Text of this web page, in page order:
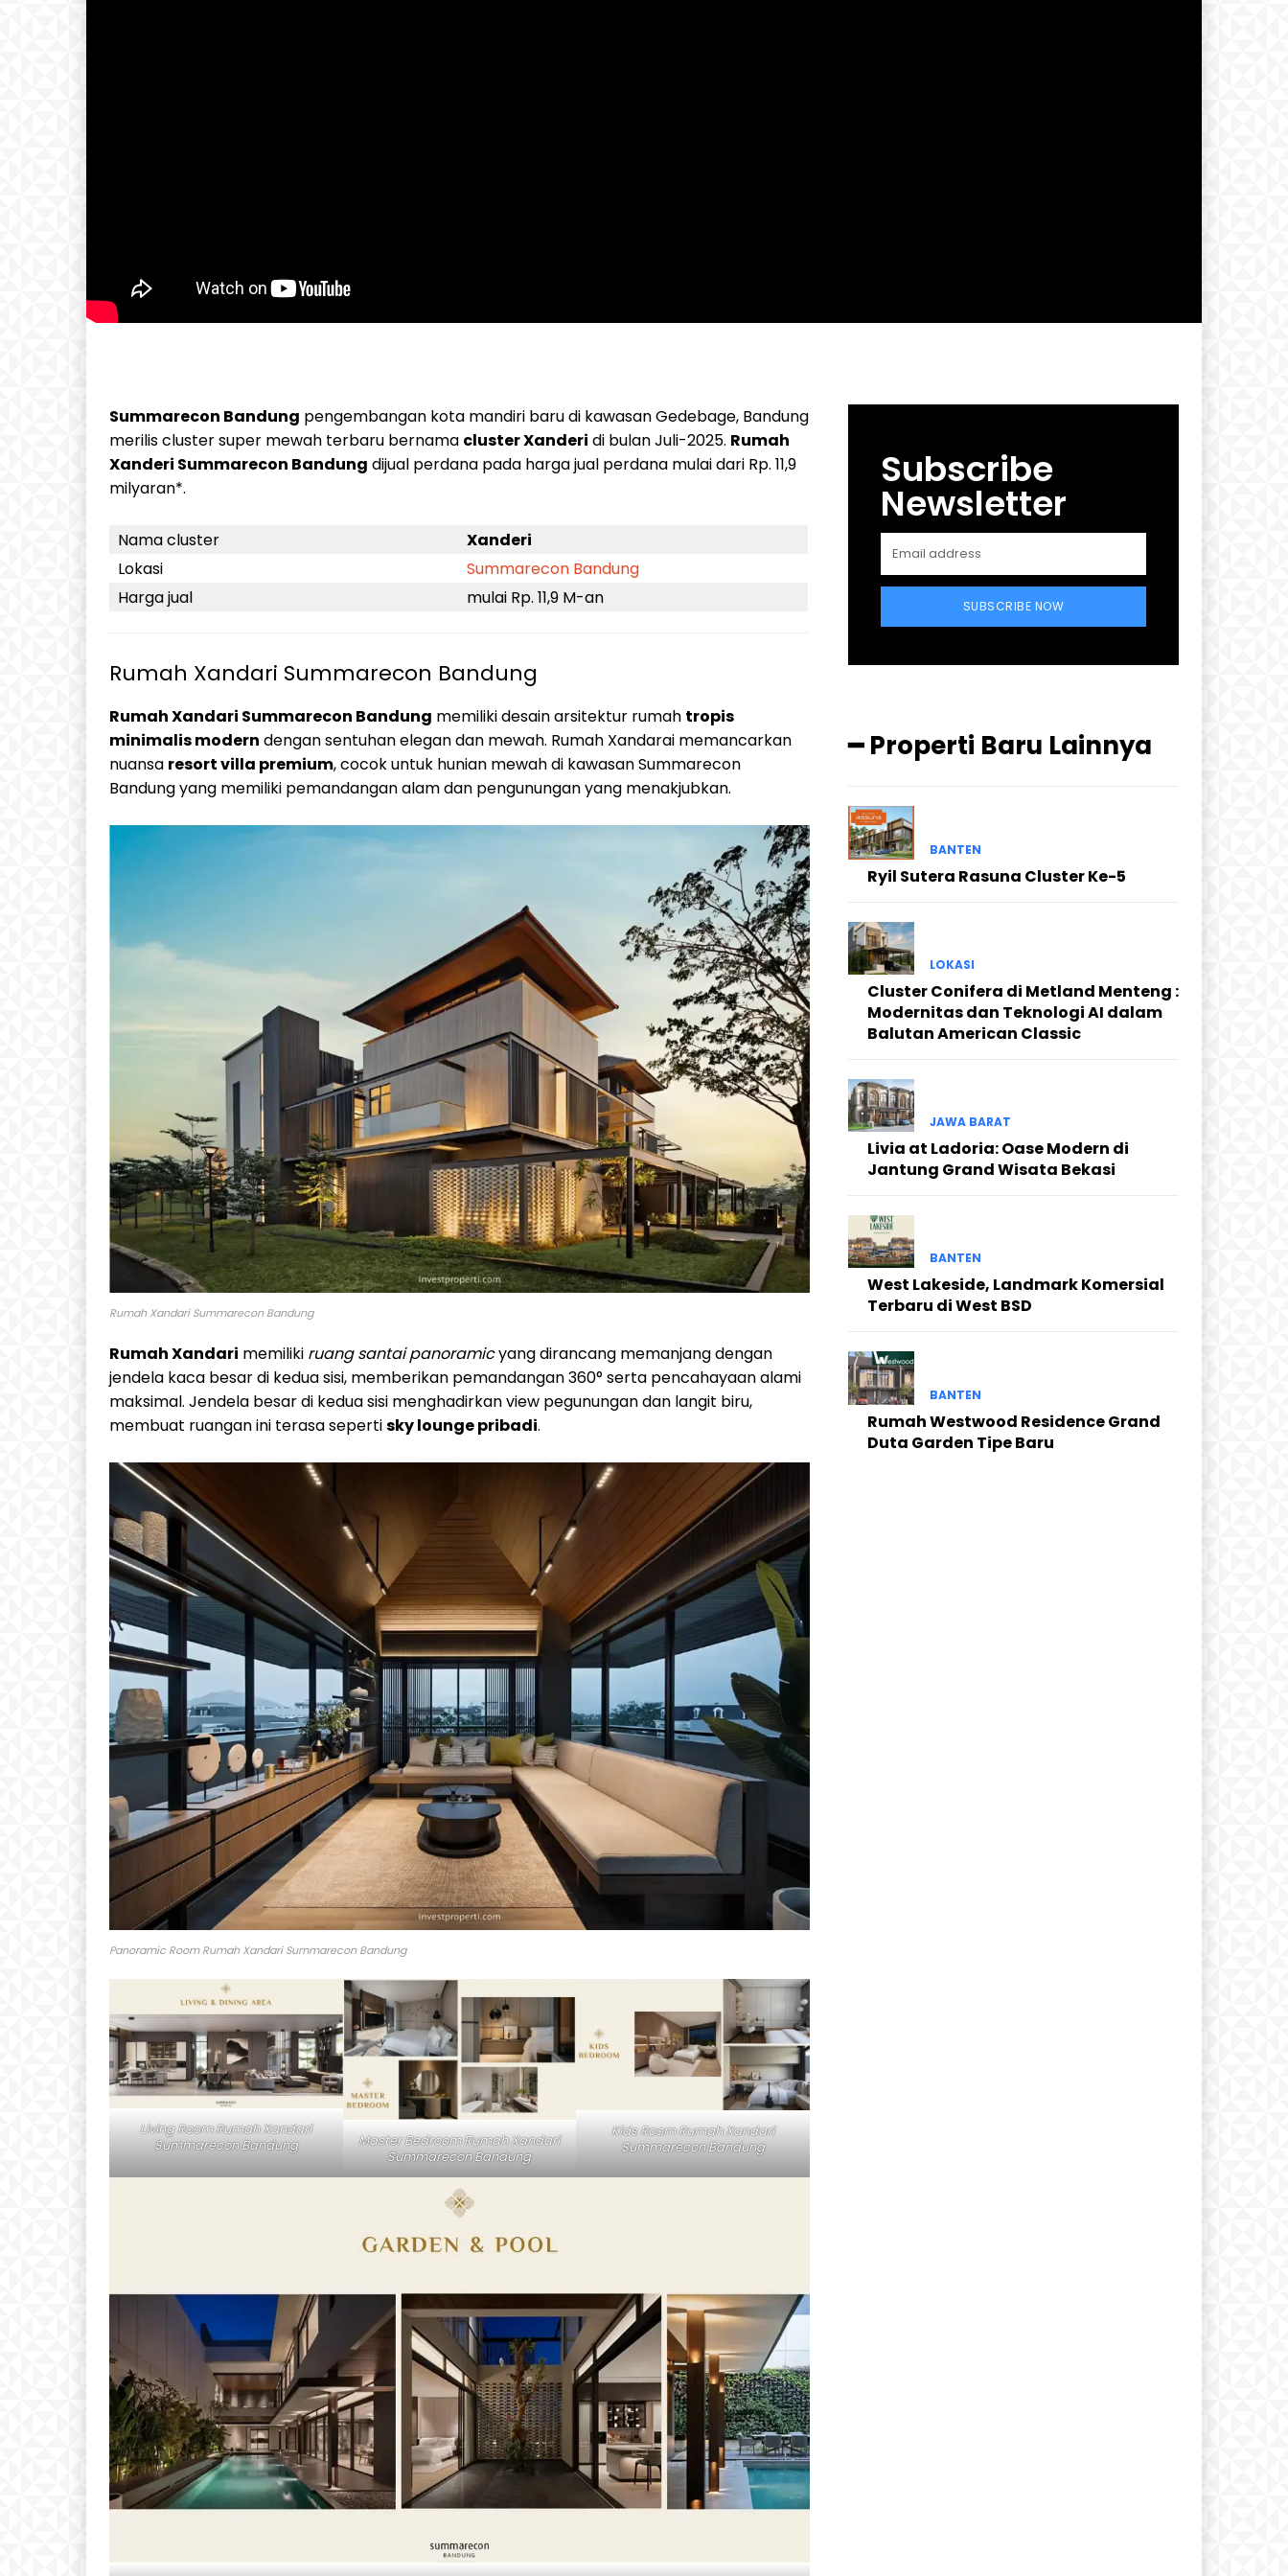
Summarecon Bandung pengembangan kota mandiri baru di kawasan Gedebage, Bandung
merilis cluster super mewah terbaru bernama cluster Xanderi di bulan Juli-2025. Rumah
Xanderi Summarecon Bandung dijual perdana pada harga jual perdana mulai dari Rp. 11,9
milyaran*.
Nama cluster
Xanderi
Lokasi
Summarecon Bandung
Harga jual
mulai Rp. 11,9 M-an
Rumah Xandari Summarecon Bandung
Rumah Xandari Summarecon Bandung memiliki desain arsitektur rumah tropis
minimalis modern dengan sentuhan elegan dan mewah. Rumah Xandarai memancarkan
nuansa resort villa premium, cocok untuk hunian mewah di kawasan Summarecon
Bandung yang memiliki pemandangan alam dan pengunungan yang menakjubkan.
Rumah Xandari Summarecon Bandung
Rumah Xandari memiliki ruang santai panoramicyang dirancang memanjang dengan
jendela kaca besar di kedua sisi, memberikan pemandangan 360° serta pencahayaan alami
maksimal. Jendela besar di kedua sisi menghadirkan view pegunungan dan langit biru,
membuat ruangan ini terasa sepertisky lounge pribadi.
Panoramic Room Rumah Xandari Summarecon Bandung
Living Room Rumah Xandari
Summarecon Bandung
Master Bedroom Rumah Xandari
Summarecon Bandung
Kids Room Rumah Xandari
Summarecon Bandung
Subscribe
Newsletter
SUBSCRIBE NOW
━ Properti Baru Lainnya
BANTEN
Ryil Sutera Rasuna Cluster Ke-5
LOKASI
Cluster Conifera di Metland Menteng :
Modernitas dan Teknologi AI dalam
Balutan American Classic
JAWA BARAT
Livia at Ladoria: Oase Modern di
Jantung Grand Wisata Bekasi
BANTEN
West Lakeside, Landmark Komersial
Terbaru di West BSD
BANTEN
Rumah Westwood Residence Grand
Duta Garden Tipe Baru